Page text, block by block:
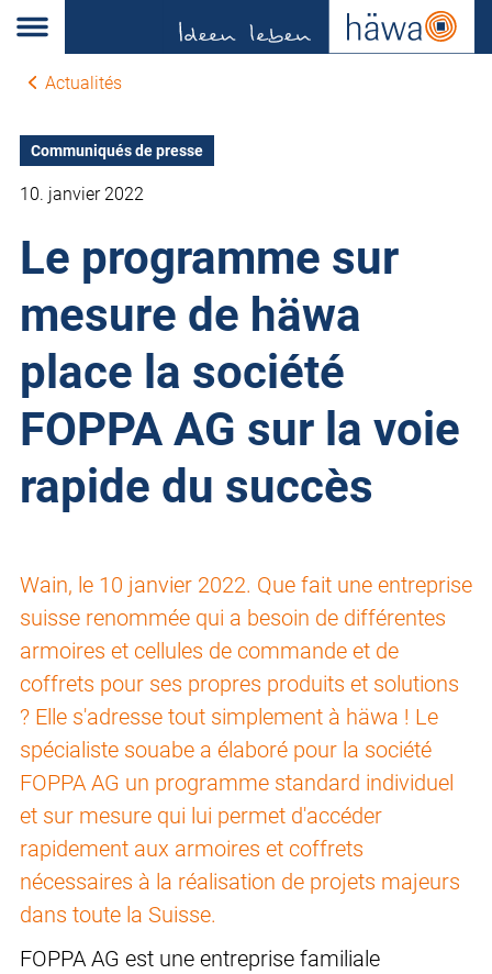
Actualités
Communiqués de presse
10. janvier 2022
Le programme sur
mesure de häwa
place la société
FOPPA AG sur la voie
rapide du succès
Wain, le 10 janvier 2022. Que fait une entreprise
suisse renommée qui a besoin de différentes
armoires et cellules de commande et de
coffrets pour ses propres produits et solutions
? Elle s'adresse tout simplement à häwa ! Le
spécialiste souabe a élaboré pour la société
FOPPA AG un programme standard individuel
et sur mesure qui lui permet d'accéder
rapidement aux armoires et coffrets
nécessaires à la réalisation de projets majeurs
dans toute la Suisse.
FOPPA AG est une entreprise familiale